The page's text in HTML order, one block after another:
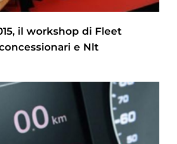
il workshop di Fleet
e Nlt